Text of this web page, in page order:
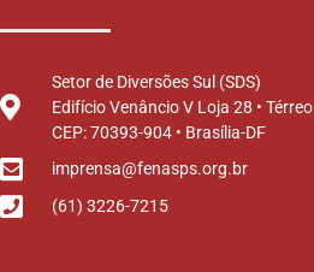
Setor de Diversões Sul (SDS)
Edifício Venâncio V Loja 28 • Térreo
CEP: 70393-904 • Brasília-DF
imprensa@fenasps.org.br
(61) 3226-7215